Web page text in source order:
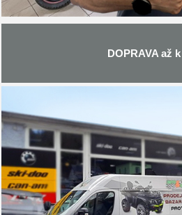
DOPRAVA až